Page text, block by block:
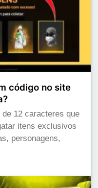
código no site
12 caracteres que
itens exclusivos
personagens,